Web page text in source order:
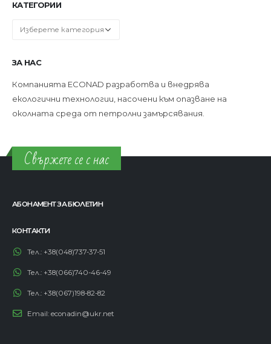
Категории
Компанията ECONAD разработва и внедрява
екологични технологии, насочени към опазване на
околната среда от петролни замърсявания.
Свържете се с нас